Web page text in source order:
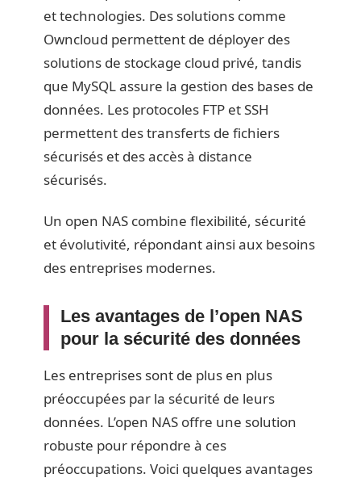
et technologies. Des solutions comme
Owncloud permettent de déployer des
solutions de stockage cloud privé, tandis
que MySQL assure la gestion des bases de
données. Les protocoles FTP et SSH
permettent des transferts de fichiers
sécurisés et des accès à distance
sécurisés.
Un open NAS combine flexibilité, sécurité
et évolutivité, répondant ainsi aux besoins
des entreprises modernes.
Les avantages de l’open NAS
pour la sécurité des données
Les entreprises sont de plus en plus
préoccupées par la sécurité de leurs
données. L’open NAS offre une solution
robuste pour répondre à ces
préoccupations. Voici quelques avantages